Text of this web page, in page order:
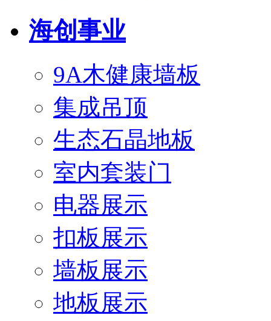
海创事业
9A木健康墙板
集成吊顶
生态石晶地板
室内套装门
电器展示
扣板展示
墙板展示
地板展示